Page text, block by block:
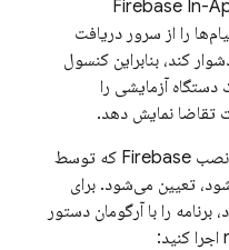
Firebase In-
را از سرور دریافت
کند، بنابراین کنسول
آزمایشی را
تقاضا نمایش دهد.
نصب Firebase که توسط
تعیین می‌شود. برای
را با آرگومان دستور
اجرا کنید: